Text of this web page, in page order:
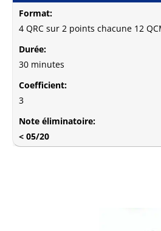
Format:
4 QRC sur 2 points chacune 12
Durée:
30 minutes
Coefficient:
3
Note éliminatoire:
< 05/20